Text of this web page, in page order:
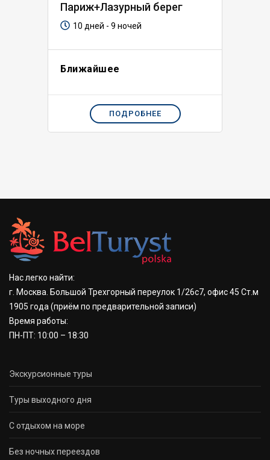
Париж+Лазурный берег
10 дней - 9 ночей
Ближайшее
ПОДРОБНЕЕ
Нас легко найти:
г. Москва. Большой Трехгорный переулок 1/26с7, офис 45 Ст.м
1905 года (приём по предварительной записи)
Время работы:
ПН-ПТ: 10:00 – 18:30
Экскурсионные туры
Туры выходного дня
С отдыхом на море
Без ночных переездов